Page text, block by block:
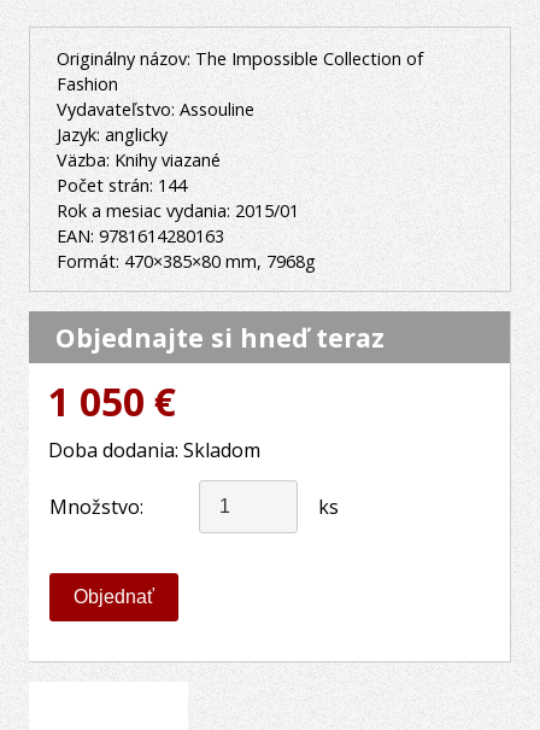
Originálny názov: The Impossible Collection of
Fashion
Vydavateľstvo: Assouline
Jazyk: anglicky
Väzba: Knihy viazané
Počet strán: 144
Rok a mesiac vydania: 2015/01
EAN: 9781614280163
Formát: 470×385×80 mm, 7968g
Objednajte si hneď teraz
1 050 €
Doba dodania: Skladom
Množstvo: ks